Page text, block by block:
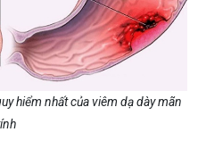
hiểm nhất của viêm dạ dày mãn